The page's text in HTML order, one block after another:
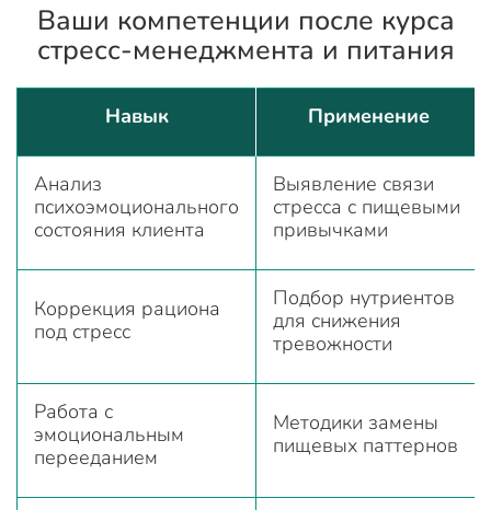
Ваши компетенции после курса
стресс-менеджмента и питания
Навык Применение
Анализ
психоэмоционального
состояния клиента
Выявление связи
стресса с пищевыми
привычками
Коррекция рациона
под стресс
Подбор нутриентов
для снижения
тревожности
Работа с
эмоциональным
перееданием
Методики замены
пищевых паттернов